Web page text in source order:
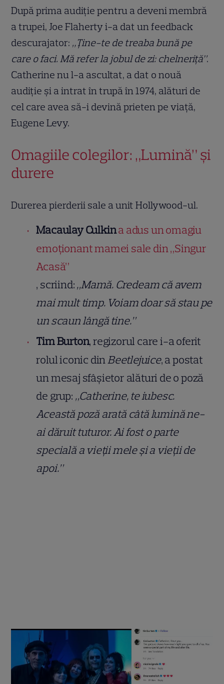
După prima audiție pentru a deveni membră
a trupei, Joe Flaherty i-a dat un feedback
descurajator: „Ține-te de treaba bună pe
care o faci. Mă refer la jobul de zi: chelneriță”.
Catherine nu l-a ascultat, a dat o nouă
audiție și a intrat în trupă în 1974, alături de
cel care avea să-i devină prieten pe viață,
Eugene Levy.
Omagiile colegilor: „Lumină” și
durere
Durerea pierderii sale a unit Hollywood-ul.
Macaulay Culkina adus un omagiu
emoționant mamei sale din „Singur
Acasă”
, scriind:„Mamă. Credeam că avem
mai mult timp. Voiam doar să stau pe
un scaun lângă tine.”
Tim Burton, regizorul care i-a oferit
rolul iconic dinBeetlejuice, a postat
un mesaj sfâșietor alături de o poză
de grup: „Catherine, te iubesc.
Această poză arată câtă lumină ne-
ai dăruit tuturor. Ai fost o parte
specială a vieții mele și a vieții de
apoi.”